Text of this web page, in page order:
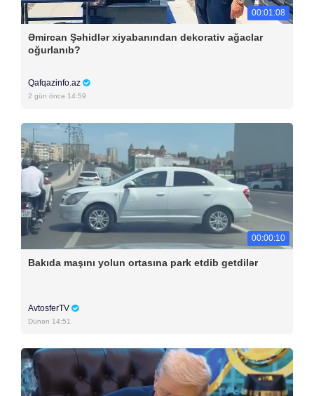
00:01:08
Əmircan Şəhidlər xiyabanından dekorativ ağaclar
oğurlanıb?
Qafqazinfo.az
2 gün öncə 14:59
00:00:10
Bakıda maşını yolun ortasına park etdib getdilər
AvtosferTV
Dünən 14:51